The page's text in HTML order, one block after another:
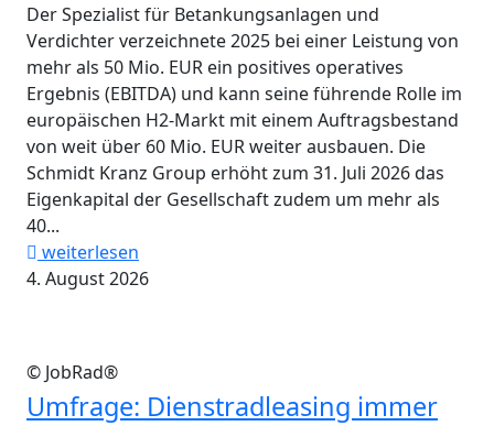
Der Spezialist für Betankungsanlagen und
Verdichter verzeichnete 2025 bei einer Leistung von
mehr als 50 Mio. EUR ein positives operatives
Ergebnis (EBITDA) und kann seine führende Rolle im
europäischen H2-Markt mit einem Auftragsbestand
von weit über 60 Mio. EUR weiter ausbauen. Die
Schmidt Kranz Group erhöht zum 31. Juli 2026 das
Eigenkapital der Gesellschaft zudem um mehr als
40...
weiterlesen
4. August 2026
© JobRad®
Umfrage: Dienstradleasing immer